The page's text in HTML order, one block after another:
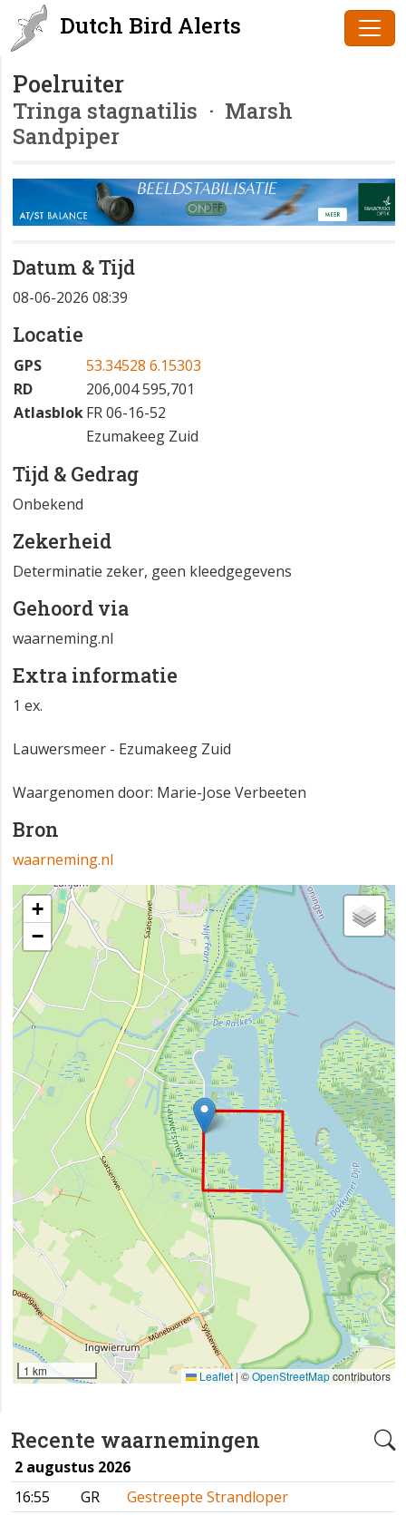
Dutch Bird Alerts
Recente waarnemingen
2 augustus 2026
16:55
GR
Gestreepte Strandloper
Poelruiter
Tringa stagnatilis · Marsh
Sandpiper
Datum & Tijd
08-06-2026 08:39
Locatie
GPS
53.34528 6.15303
RD
206,004 595,701
AtlasblokFR 06-16-52
Ezumakeeg Zuid
Tijd & Gedrag
Onbekend
Zekerheid
Determinatie zeker, geen kleedgegevens
Gehoord via
waarneming.nl
Extra informatie
1 ex.
Lauwersmeer - Ezumakeeg Zuid
Waargenomen door: Marie-Jose Verbeeten
Bron
waarneming.nl
+
−
1 km Leaflet | ©OpenStreetMapcontributors